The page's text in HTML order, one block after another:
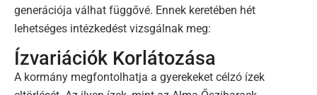
generációja válhat függővé. Ennek keretében hét
lehetséges intézkedést vizsgálnak meg:
Ízvariációk Korlátozása
A kormány megfontolhatja a gyerekeket célzó ízek